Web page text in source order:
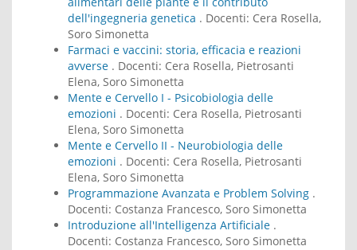
dell'ingegneria genetica . Docenti: Cera Rosella,
Soro Simonetta
Farmaci e vaccini: storia, efficacia e reazioni
avverse . Docenti: Cera Rosella, Pietrosanti
Elena, Soro Simonetta
Mente e Cervello I - Psicobiologia delle
emozioni . Docenti: Cera Rosella, Pietrosanti
Elena, Soro Simonetta
Mente e Cervello II - Neurobiologia delle
emozioni . Docenti: Cera Rosella, Pietrosanti
Elena, Soro Simonetta
Programmazione Avanzata e Problem Solving .
Docenti: Costanza Francesco, Soro Simonetta
Introduzione all'Intelligenza Artificiale .
Docenti: Costanza Francesco, Soro Simonetta